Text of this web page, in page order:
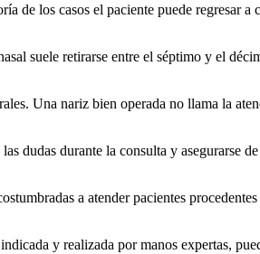
de los casos el paciente puede regresar a
suele retirarse entre el séptimo y el
Una nariz bien operada no llama la
dudas durante la consulta y asegurarse
a atender pacientes
y realizada por manos expertas,